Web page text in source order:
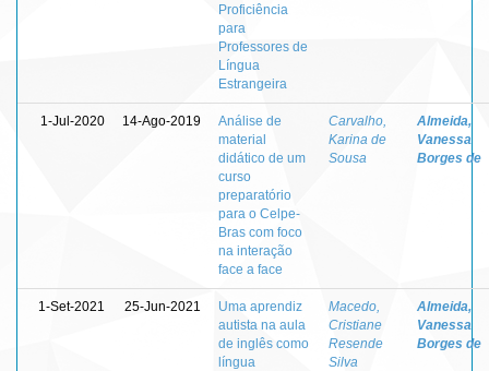
Proficiência
para
Professores de
Língua
Estrangeira
1-Jul-2020 14-Ago-2019
Análise de
material
didático de um
curso
preparatório
para o Celpe-
Bras com foco
na interação
face a face
Carvalho,
Karina de
Sousa
Almeida,
Vanessa
Borges de
1-Set-2021 25-Jun-2021
Uma aprendiz
autista na aula
de inglês como
língua
Macedo,
Cristiane
Resende
Silva
Almeida,
Vanessa
Borges de